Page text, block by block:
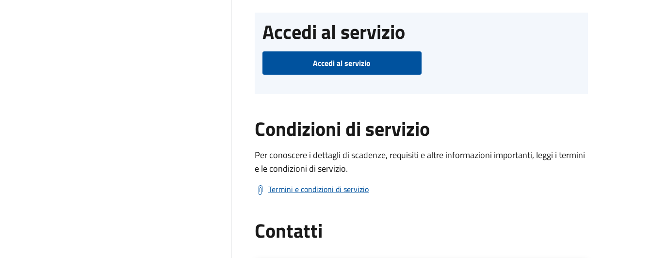
Accedi al servizio
Accedi al servizio
Condizioni di servizio
Per conoscere i dettagli di scadenze, requisiti e altre informazioni importanti, leggi i termini
e le condizioni di servizio.
Termini e condizioni di servizio
Contatti